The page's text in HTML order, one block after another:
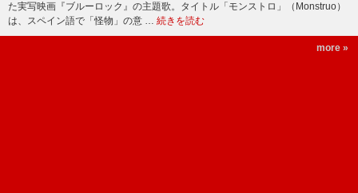
た実写映画『ブルーロック』の主題歌。タイトル「モンストロ」（Monstruo）
は、スペイン語で「怪物」の意 … 続きを読む
more »